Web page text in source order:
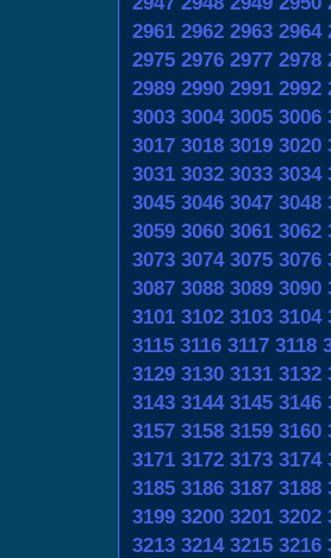
2961 2962 2963 2964
2975 2976 2977 2978
2989 2990 2991 2992
3003 3004 3005 3006
3017 3018 3019 3020
3031 3032 3033 3034
3045 3046 3047 3048
3059 3060 3061 3062
3073 3074 3075 3076
3087 3088 3089 3090
3101 3102 3103 3104
3115 3116 3117 3118
3129 3130 3131 3132
3143 3144 3145 3146
3157 3158 3159 3160
3171 3172 3173 3174
3185 3186 3187 3188
3199 3200 3201 3202
3213 3214 3215 3216